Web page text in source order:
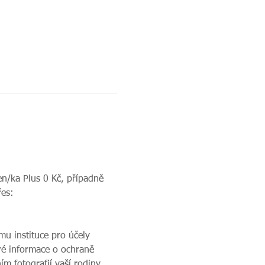
ka Plus 0 Kč, případně
instituce pro účely
informace o ochraně